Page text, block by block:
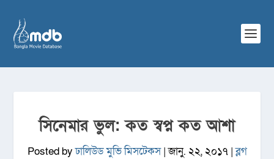
সিনেমার ভুল: কত স্বপ্ন কত আশা
Posted byঢালিউড মুভি মিসটেকস|জানু. ২২, ২০১৭|ব্লগ